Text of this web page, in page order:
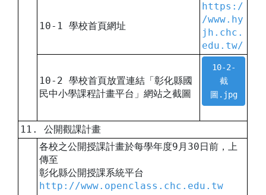
10-1 學校首頁網址
https:/
/www.hy
jh.chc.
edu.tw/
10-2 學校首頁放置連結「彰化縣國
民中小學課程計畫平台」網站之截圖
10-2-
截
圖.jpg
11. 公開觀課計畫
各校之公開授課計畫於每學年度9月30日前，上
傳至
彰化縣公開授課系統平台
http://www.openclass.chc.edu.tw